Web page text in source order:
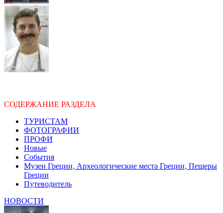
СОДЕРЖАНИЕ РАЗДЕЛА
ТУРИСТАМ
ФОТОГРАФИИ
ПРОФИ
Новые
События
Музеи Греции, Археологические места Греции, Пещеры
Греции
Путеводитель
НОВОСТИ